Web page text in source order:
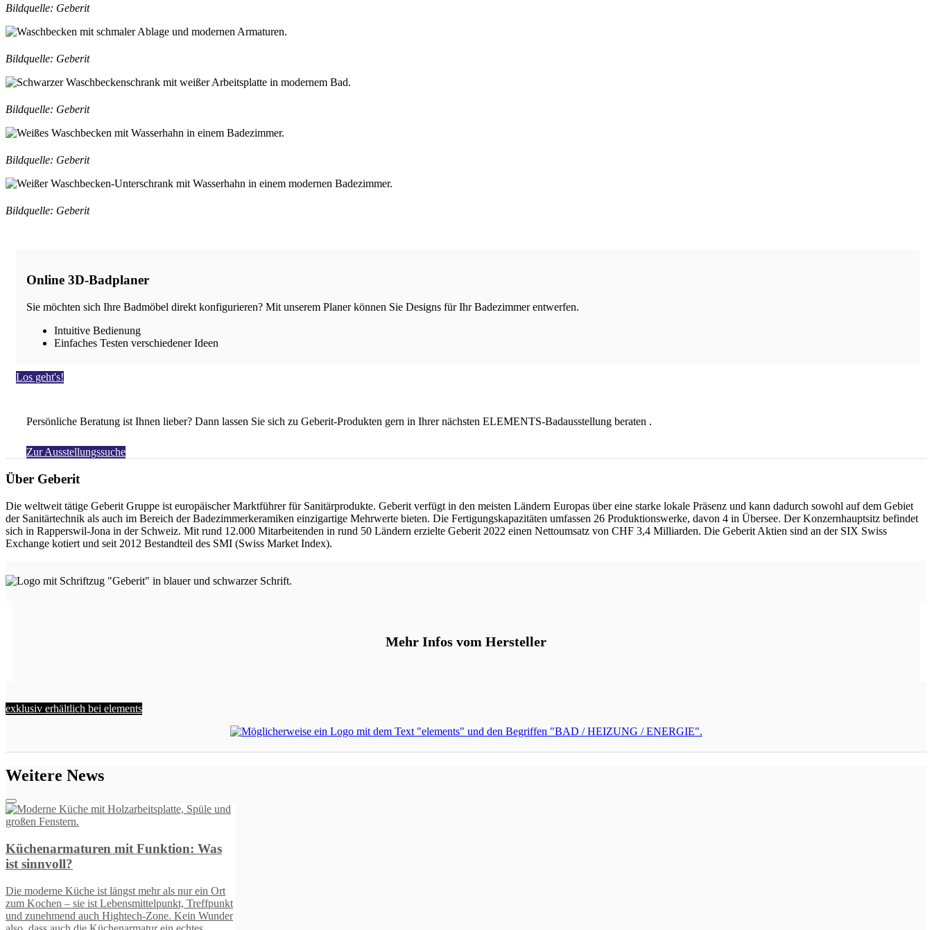
Bildquelle: Geberit
Bildquelle: Geberit
Bildquelle: Geberit
Bildquelle: Geberit
Bildquelle: Geberit
Online 3D-Badplaner
Sie möchten sich Ihre Badmöbel direkt konfigurieren? Mit unserem Planer können Sie Designs für Ihr Badezimmer entwerfen.
Intuitive Bedienung
Einfaches Testen verschiedener Ideen
Los geht's!
Persönliche Beratung ist Ihnen lieber? Dann lassen Sie sich zu Geberit-Produkten gern in Ihrer nächsten ELEMENTS-Badausstellung beraten .
Zur Ausstellungssuche
Über Geberit
Die weltweit tätige Geberit Gruppe ist europäischer Marktführer für Sanitärprodukte. Geberit verfügt in den meisten Ländern Europas über eine starke lokale Präsenz und kann dadurch sowohl auf dem Gebiet
der Sanitärtechnik als auch im Bereich der Badezimmerkeramiken einzigartige Mehrwerte bieten. Die Fertigungskapazitäten umfassen 26 Produktionswerke, davon 4 in Übersee. Der Konzernhauptsitz befindet
sich in Rapperswil-Jona in der Schweiz. Mit rund 12.000 Mitarbeitenden in rund 50 Ländern erzielte Geberit 2022 einen Nettoumsatz von CHF 3,4 Milliarden. Die Geberit Aktien sind an der SIX Swiss
Exchange kotiert und seit 2012 Bestandteil des SMI (Swiss Market Index).
Mehr Infos vom Hersteller
exklusiv erhältlich bei elements
Weitere News